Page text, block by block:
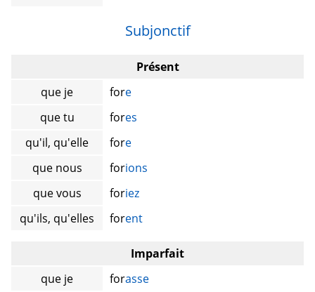
Subjonctif
Présent
que je
fore
que tu
fores
qu'il, qu'elle
fore
que nous
forions
que vous
foriez
qu'ils, qu'elles
forent
Imparfait
que je
forasse